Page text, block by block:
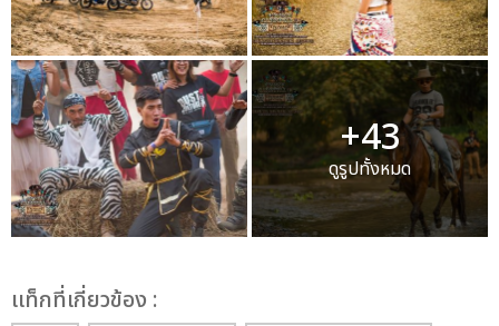
+43
ดูรูปทั้งหมด
เเท็กที่เกี่ยวข้อง :